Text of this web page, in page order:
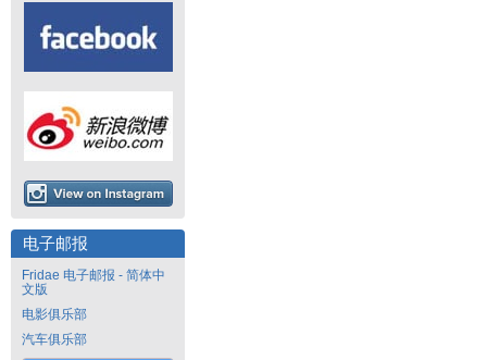
电子邮报
Fridae 电子邮报 - 简体中
文版
电影俱乐部
汽车俱乐部